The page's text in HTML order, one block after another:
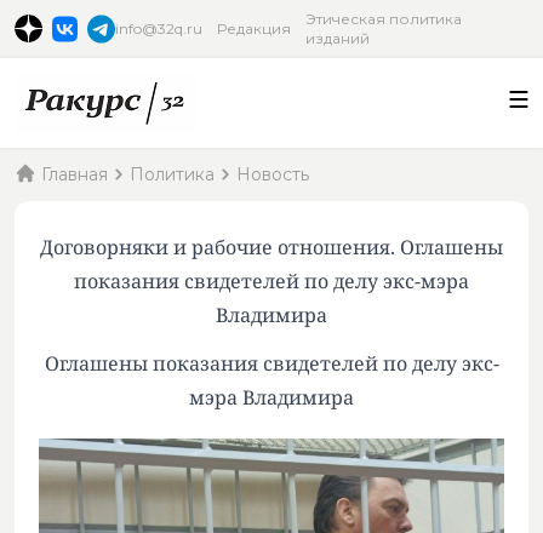
info@32q.ru Редакция
Этическая политика
изданий
Главная Политика Новость
Договорняки и рабочие отношения. Оглашены
показания свидетелей по делу экс-мэра
Владимира
Оглашены показания свидетелей по делу экс-
мэра Владимира